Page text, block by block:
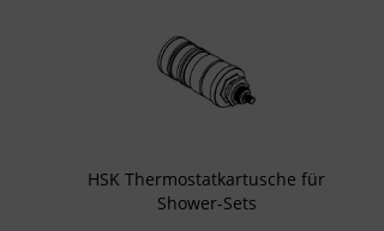
HSK Thermostatkartusche für
Shower-Sets